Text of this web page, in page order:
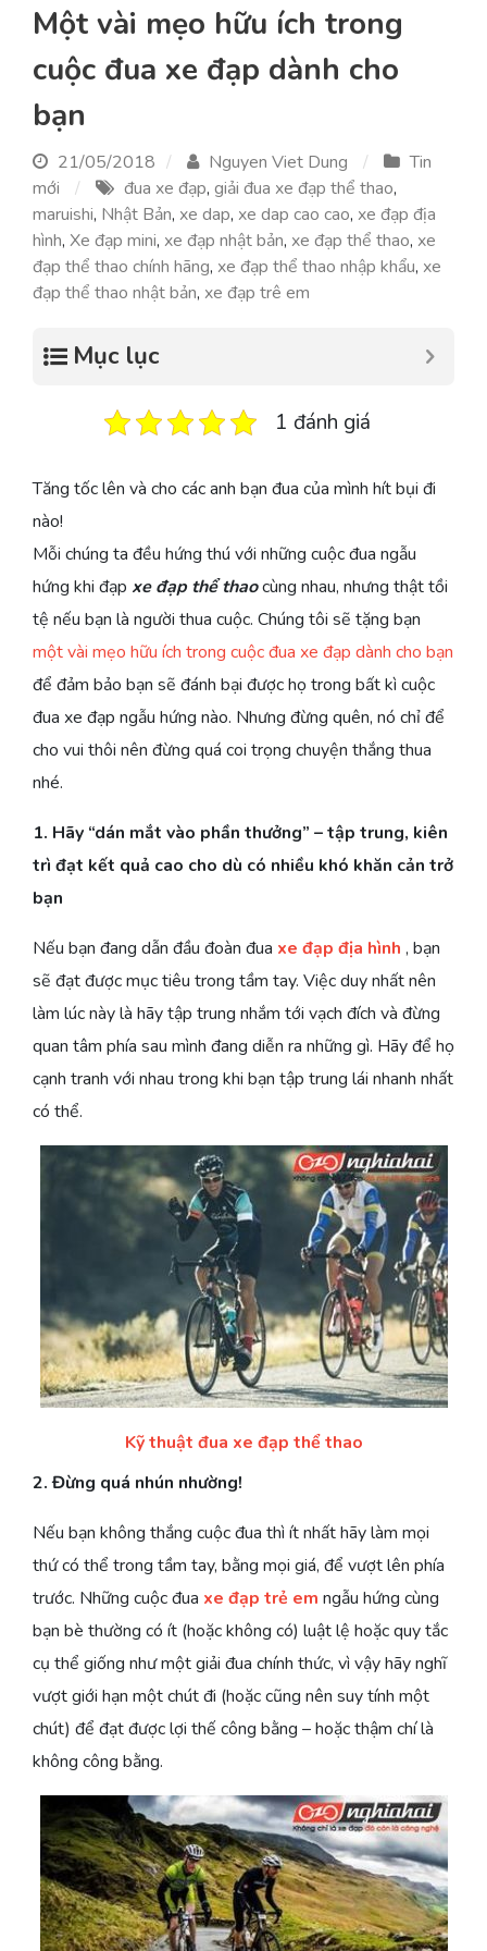
Một vài mẹo hữu ích trong
cuộc đua xe đạp dành cho
bạn
21/05/2018 Nguyen Viet Dung
Tin
mới
đua xe đạp, giải đua xe đạp thể thao,
maruishi, Nhật Bản, xe dap, xe dap cao cao, xe đạp địa
hình, Xe đạp mini, xe đạp nhật bản, xe đạp thể thao, xe
đạp thể thao chính hãng, xe đạp thể thao nhập khẩu, xe
đạp thể thao nhật bản, xe đạp trê em
Mục lục
1 đánh giá
Tăng tốc lên và cho các anh bạn đua của mình hít bụi đi
nào!
Mỗi chúng ta đều hứng thú với những cuộc đua ngẫu
hứng khi đạp xe đạp thể thaocùng nhau, nhưng thật tồi
tệ nếu bạn là người thua cuộc. Chúng tôi sẽ tặng bạn
một vài mẹo hữu ích trong cuộc đua xe đạp dành cho bạn
để đảm bảo bạn sẽ đánh bại được họ trong bất kì cuộc
đua xe đạp ngẫu hứng nào. Nhưng đừng quên, nó chỉ để
cho vui thôi nên đừng quá coi trọng chuyện thắng thua
nhé.
1. Hãy “dán mắt vào phần thưởng” – tập trung, kiên
trì đạt kết quả cao cho dù có nhiều khó khăn cản trở
bạn
Nếu bạn đang dẫn đầu đoàn đua xe đạp địa hình , bạn
sẽ đạt được mục tiêu trong tầm tay. Việc duy nhất nên
làm lúc này là hãy tập trung nhắm tới vạch đích và đừng
quan tâm phía sau mình đang diễn ra những gì. Hãy để họ
cạnh tranh với nhau trong khi bạn tập trung lái nhanh nhất
có thể.
Kỹ thuật đua xe đạp thể thao
2. Đừng quá nhún nhường!
Nếu bạn không thắng cuộc đua thì ít nhất hãy làm mọi
thứ có thể trong tầm tay, bằng mọi giá, để vượt lên phía
trước. Những cuộc đua xe đạp trẻ em ngẫu hứng cùng
bạn bè thường có ít (hoặc không có) luật lệ hoặc quy tắc
cụ thể giống như một giải đua chính thức, vì vậy hãy nghĩ
vượt giới hạn một chút đi (hoặc cũng nên suy tính một
chút) để đạt được lợi thế công bằng – hoặc thậm chí là
không công bằng.